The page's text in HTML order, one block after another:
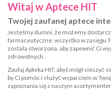
Witaj w Aptece HIT
Twojej zaufanej aptece
Jesteśmy dumni, że możemy
farmaceutyczne, wszystko w zasięgu
została stworzona, aby zapewnić Ci
zdrowotnych.
Zaufaj Apteka HIT, abyś mógł cieszyć
by Ci pomóc i służyć wsparciem w
zapoznania się z naszym